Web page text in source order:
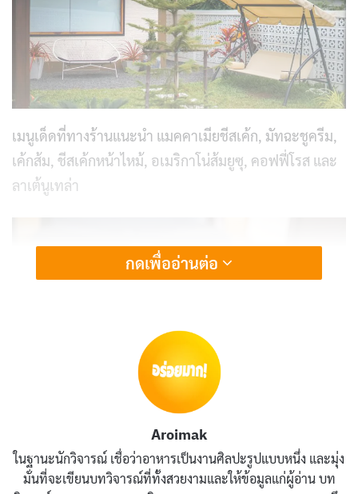
เมนูเด็ดที่ทางร้านแนะนำ แมคคาเมียชีสเค้ก, มัทฉะชูครีม,
เค้กส้ม, ชีสเค้กหน้าไหม้, อเมริกาโน่ส้มยูซุ, คอฟฟี่โรส และ
ลาเต้นูเทล่า
กดเพื่ออ่านต่อ
Aroimak
ในฐานะนักวิจารณ์ เชื่อว่าอาหารเป็นงานศิลปะรูปแบบหนึ่ง และมุ่ง
มั่นที่จะเขียนบทวิจารณ์ที่ทั้งสวยงามและให้ข้อมูลแก่ผู้อ่าน บท